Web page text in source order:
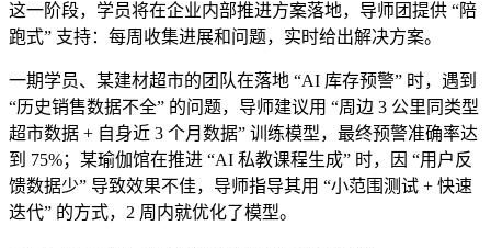
这一阶段，学员将在企业内部推进方案落地，导师团提供 “陪
跑式” 支持：每周收集进展和问题，实时给出解决方案。
一期学员、某建材超市的团队在落地 “AI 库存预警” 时，遇到
“历史销售数据不全” 的问题，导师建议用 “周边 3 公里同类型
超市数据 + 自身近 3 个月数据” 训练模型，最终预警准确率达
到 75%；某瑜伽馆在推进 “AI 私教课程生成” 时，因 “用户反
馈数据少” 导致效果不佳，导师指导其用 “小范围测试 + 快速
迭代” 的方式，2 周内就优化了模型。